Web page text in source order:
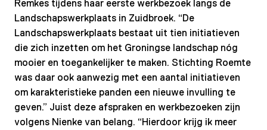
Remkes tijdens haar eerste werkbezoek langs de
Landschapswerkplaats in Zuidbroek. “De
Landschapswerkplaats bestaat uit tien initiatieven
die zich inzetten om het Groningse landschap nóg
mooier en toegankelijker te maken. Stichting Roemte
was daar ook aanwezig met een aantal initiatieven
om karakteristieke panden een nieuwe invulling te
geven.” Juist deze afspraken en werkbezoeken zijn
volgens Nienke van belang. “Hierdoor krijg ik meer